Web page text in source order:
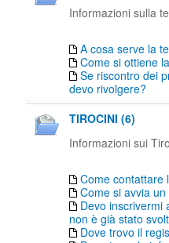
Informazioni sulla
A cosa serve la
Come si ottiene
Se riscontro dei
devo rivolgere?
TIROCINI (6)
Informazioni sui
Come contattare
Come si avvia
Devo inscrivermi
non è già stato
Dove trovo il